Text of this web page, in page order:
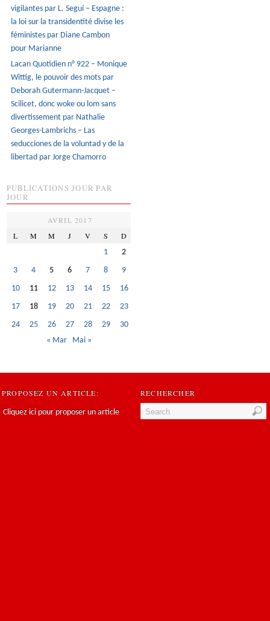
vigilantes par L. Seguí – Espagne :
la loi sur la transidentité divise les
féministes par Diane Cambon
pour Marianne
Lacan Quotidien n° 922 – Monique
Wittig, le pouvoir des mots par
Deborah Gutermann-Jacquet –
Scilicet, donc woke ou lom sans
divertissement par Nathalie
Georges-Lambrichs – Las
seducciones de la voluntad y de la
libertad par Jorge Chamorro
PUBLICATIONS JOUR PAR
JOUR
AVRIL 2017
L
M M J V S D
1
2
3
4 5 6 7 8
9
10
11 12 13 14 15
16
17
18 19 20 21 22
23
24
25 26 27 28 29
30
« Mar
Mai »
PROPOSEZ UN ARTICLE:
Cliquez ici pour proposer un article
RECHERCHER